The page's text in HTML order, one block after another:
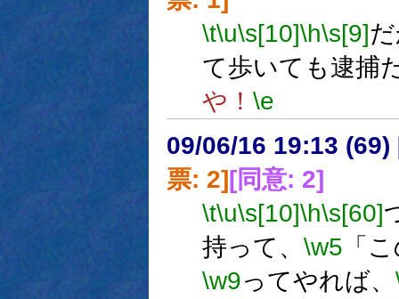
\t\u\s[10]\h\s[9]
て歩いても逮捕
や！ \e
09/06/16 19:13 (69)
票: 2][同意: 2]
\t\u\s[10]\h\s[60]
持って、 \w5 「
\w9ってやれば、